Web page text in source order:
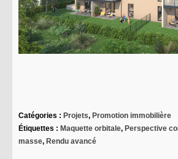
Catégories : Projets, Promotion immobilière
Étiquettes : Maquette orbitale, Perspective
masse, Rendu avancé